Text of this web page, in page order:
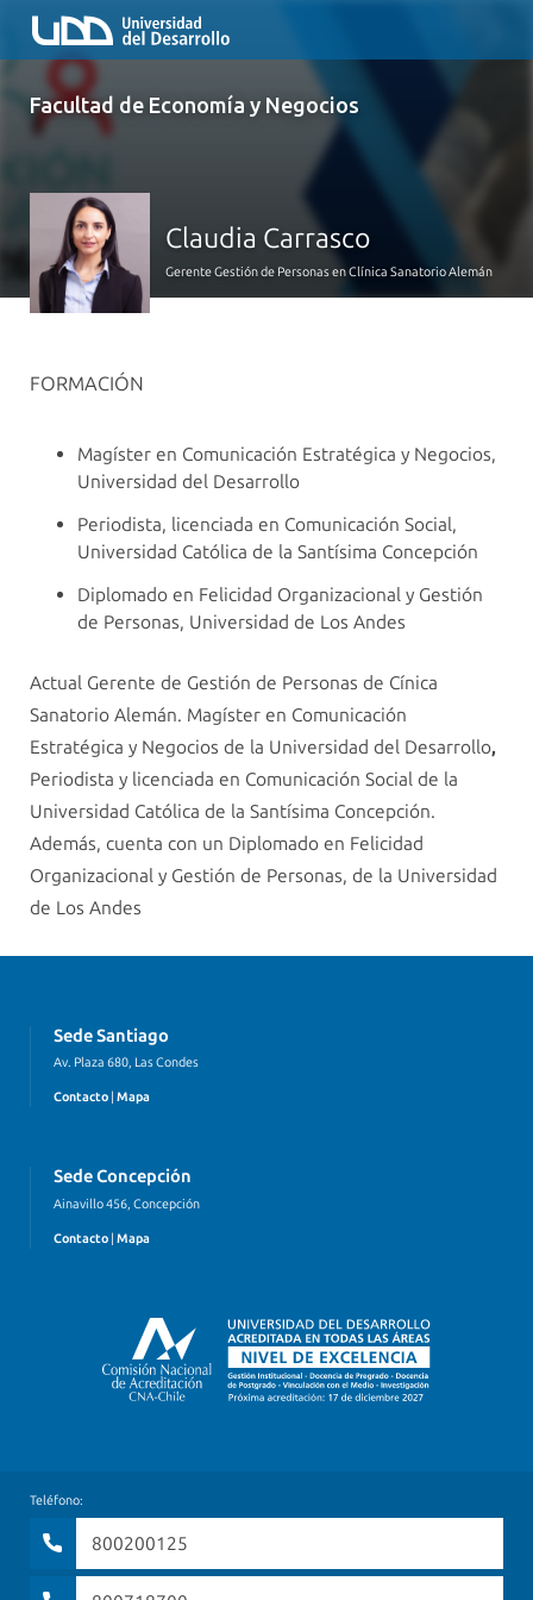
Facultad de Economía y Negocios
Claudia Carrasco
Gerente Gestión de Personas en Clínica Sanatorio Alemán
FORMACIÓN
Magíster en Comunicación Estratégica y Negocios,
Universidad del Desarrollo
Periodista, licenciada en Comunicación Social,
Universidad Católica de la Santísima Concepción
Diplomado en Felicidad Organizacional y Gestión
de Personas, Universidad de Los Andes
Actual Gerente de Gestión de Personas de Cínica
Sanatorio Alemán. Magíster en Comunicación
Estratégica y Negocios de la Universidad del Desarrollo,
Periodista y licenciada en Comunicación Social de la
Universidad Católica de la Santísima Concepción.
Además, cuenta con un Diplomado en Felicidad
Organizacional y Gestión de Personas, de la Universidad
de Los Andes
Sede Santiago
Av. Plaza 680, Las Condes
Contacto Mapa
Sede Concepción
Ainavillo 456, Concepción
Contacto | Mapa
Teléfono:
800200125